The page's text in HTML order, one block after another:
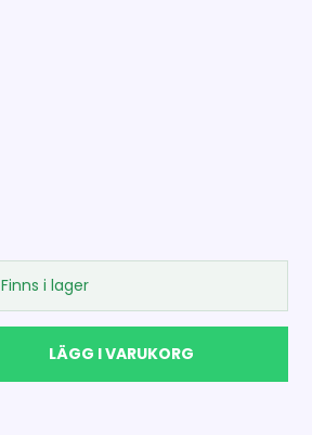
Finns i lager
LÄGG I VARUKORG